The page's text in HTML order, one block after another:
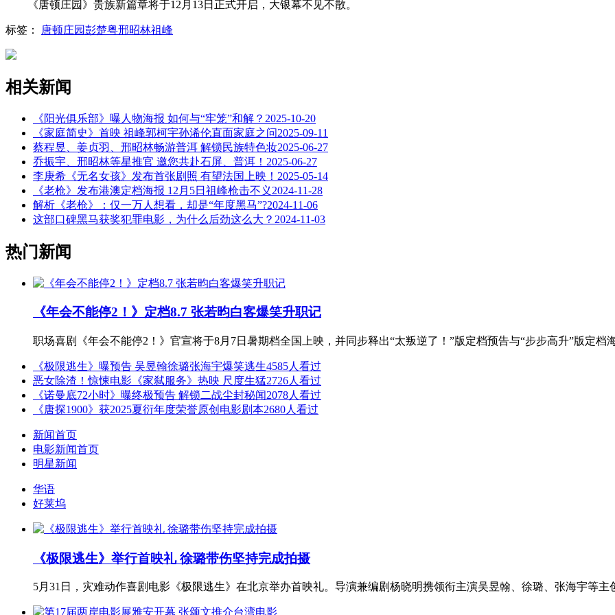
《唐顿庄园》贵族新篇章将于12月13日正式开启，大银幕不见不散。
标签： 唐顿庄园彭楚粤邢昭林祖峰
相关新闻
《阳光俱乐部》曝人物海报 如何与“牢笼”和解？ 2025-10-20
《家庭简史》首映 祖峰郭柯宇孙浠伦直面家庭之问2025-09-11
蔡程昱、姜贞羽、邢昭林畅游普洱 解锁民族特色妆2025-06-27
乔振宇、邢昭林等星推官 邀您共赴石屏、普洱！ 2025-06-27
李庚希《无名女孩》发布首张剧照 有望法国上映！ 2025-05-14
《老枪》发布港澳定档海报 12月5日祖峰枪击不义 2024-11-28
解析《老枪》：仅一万人想看，却是“年度黑马”?2024-11-06
这部口碑黑马获奖犯罪电影，为什么后劲这么大？ 2024-11-03
热门新闻
《年会不能停2！》定档8.7 张若昀白客爆笑升职记
职场喜剧《年会不能停2！》官宣将于8月7日暑期档全国上映，并同步释出“太叛逆了！”版定档预告与“步步高升”版定档
《极限逃生》曝预告 吴昱翰徐璐张海宇爆笑逃生4585人看过
恶女除渣！惊悚电影《家弑服务》热映 尺度生猛2726人看过
《诺曼底72小时》曝终极预告 解锁二战尘封秘闻2078人看过
《唐探1900》获2025夏衍年度荣誉原创电影剧本2680人看过
新闻首页
电影新闻首页
明星新闻
华语
好莱坞
《极限逃生》举行首映礼 徐璐带伤坚持完成拍摄
5月31日，灾难动作喜剧电影《极限逃生》在北京举办首映礼。导演兼编剧杨晓明携领衔主演吴昱翰、徐璐、张海宇等